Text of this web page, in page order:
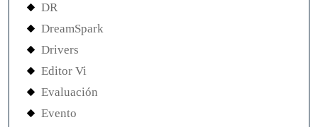
DR
DreamSpark
Drivers
Editor Vi
Evaluación
Evento